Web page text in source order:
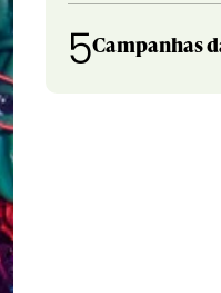
5Campanhas